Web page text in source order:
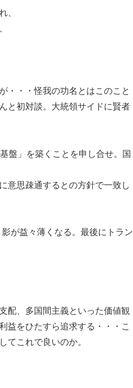
、
・・・怪我の功名とはこのこと
と初対談。大統領サイドに賢者
盤」を築くことを申し合せ。国
意思疎通するとの方針で一致し
が益々薄くなる。最後にトラン
配、多国間主義といった価値観
益をひたすら追求する・・・こ
てこれで良いのか。